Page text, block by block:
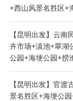
+西山风景名胜区+
【昆明出发】云南
卉市场+滇池+翠湖
公园+海埂公园+捞
1日游
【昆明出发】官渡
景名胜区+海埂公